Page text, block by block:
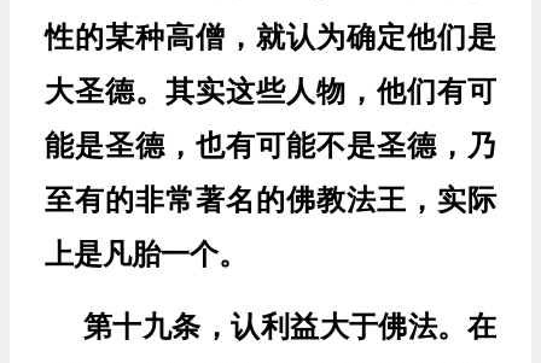
性的某种高僧，就认为确定他们是
大圣德。其实这些人物，他们有可
能是圣德，也有可能不是圣德，乃
至有的非常著名的佛教法王，实际
上是凡胎一个。
第十九条，认利益大于佛法。在